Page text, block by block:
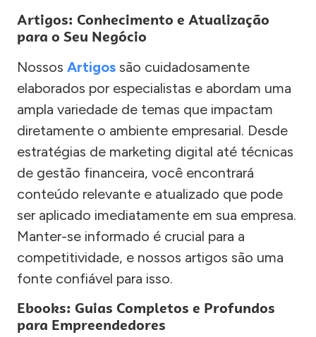
Artigos: Conhecimento e Atualização
para o Seu Negócio
Nossos Artigos são cuidadosamente
elaborados por especialistas e abordam uma
ampla variedade de temas que impactam
diretamente o ambiente empresarial. Desde
estratégias de marketing digital até técnicas
de gestão financeira, você encontrará
conteúdo relevante e atualizado que pode
ser aplicado imediatamente em sua empresa.
Manter-se informado é crucial para a
competitividade, e nossos artigos são uma
fonte confiável para isso.
Ebooks: Guias Completos e Profundos
para Empreendedores